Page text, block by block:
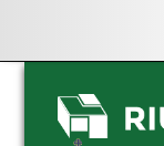
Skip
navigation